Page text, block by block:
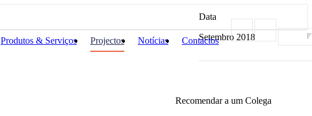
Produtos & Serviços Projectos Notícias Contactos
Data
Setembro 2018
Recomendar a um Colega